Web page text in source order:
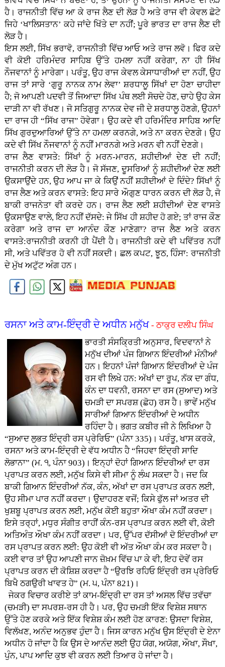
ਹੈ। ਰਾਜਨੀਤੀ ਵਿੱਚ ਆ ਕੇ ਰਾਜ ਲੈਣ ਦੀ ਲੋੜ ਹੈ ਅਤੇ ਰਾਜ ਵੀ ਕੇਵਲ ਛੋਟੇ
ਜਿਹੇ ‘ਖਾਲਿਸਤਾਨ’ ਕਹੇ ਜਾਂਦੇ ਖਿੱਤੇ ਦਾ ਨਹੀਂ; ਪੂਰੇ ਭਾਰਤ ਦਾ ਰਾਜ ਲੈਣ ਦੀ
ਲੋੜ ਹੈ।
ਇਸ ਲਈ, ਸਿੱਖ ਭਰਾਵੋ, ਰਾਜਨੀਤੀ ਵਿੱਚ ਆਓ ਅਤੇ ਰਾਜ ਲਵੋ। ਫਿਰ ਕਦੇ
ਵੀ ਕੋਈ ਹਰਿਮੰਦਰ ਸਾਹਿਬ ਉੱਤੇ ਹਮਲਾ ਨਹੀਂ ਕਰੇਗਾ, ਨਾ ਹੀ ਸਿੱਖ
ਨੌਜਵਾਨਾਂ ਨੂੰ ਮਾਰੇਗਾ। ਪਰੰਤੂ, ਉਹ ਰਾਜ ਕੇਵਲ ਕੇਸਾਧਾਰੀਆਂ ਦਾ ਨਹੀਂ, ਉਹ
ਰਾਜ ਤਾਂ ਸਾਰੇ ‘ਗੁਰੂ ਨਾਨਕ ਨਾਮ ਲੇਵਾ’ ਸ਼ਰਧਾਲੂ ਸਿੱਖਾਂ ਦਾ ਹੋਣਾ ਚਾਹੀਦਾ
ਹੈ; ਜੋ ਆਪਣੀ ਪਦਵੀ ਤੋਂ ਜਿਆਦਾ ਸਿੱਖ ਪੰਥ ਲਈ ਸੋਚਦੇ ਹੋਣ, ਚਾਹੇ ਉਹ ਕੇਸ
ਦਾੜੀ ਨਾ ਵੀ ਰੱਖਣ। ਜੋ ਸਤਿਗੁਰੂ ਨਾਨਕ ਦੇਵ ਜੀ ਦੇ ਸ਼ਰਧਾਲੂ ਹੋਣਗੇ, ਉਹਨਾਂ
ਦਾ ਰਾਜ ਹੀ “ਸਿੱਖ ਰਾਜ” ਹੋਵੇਗਾ। ਉਹ ਕਦੇ ਵੀ ਹਰਿਮੰਦਿਰ ਸਾਹਿਬ ਆਦਿ
ਸਿੱਖ ਗੁਰਦੁਆਰਿਆਂ ਉੱਤੇ ਨਾ ਹਮਲਾ ਕਰਨਗੇ, ਅਤੇ ਨਾ ਕਰਨ ਦੇਣਗੇ। ਉਹ
ਕਦੇ ਵੀ ਸਿੱਖ ਨੌਜਵਾਨਾਂ ਨੂੰ ਨਹੀਂ ਮਾਰਨਗੇ ਅਤੇ ਮਰਨ ਵੀ ਨਹੀਂ ਦੇਣਗੇ।
ਰਾਜ ਲੈਣ ਵਾਸਤੇ: ਸਿੱਖਾਂ ਨੂੰ ਮਰਨ-ਮਾਰਨ, ਸ਼ਹੀਦੀਆਂ ਦੇਣ ਦੀ ਨਹੀਂ;
ਰਾਜਨੀਤੀ ਕਰਨ ਦੀ ਲੋੜ ਹੈ। ਜੋ ਸੱਜਣ, ਦੂਸਰਿਆਂ ਨੂੰ ਸ਼ਹੀਦੀਆਂ ਦੇਣ ਲਈ
ਉਕਸਾਉਂਦੇ ਹਨ, ਉਹ ਆਪ ਜਾ ਕੇ ਕਿਉਂ ਨਹੀਂ ਸ਼ਹੀਦੀਆਂ ਦੇ ਦਿੰਦੇ? ਸਿੱਖਾਂ ਨੂੰ
ਰਾਜ ਲੈਣ ਅਤੇ ਕਰਨ ਵਾਸਤੇ: ਇਹ ਸਾਰੇ ਔਗੁਣ ਧਾਰਨ ਕਰਨ ਦੀ ਲੋੜ ਹੈ, ਜੋ
ਬਾਕੀ ਰਾਜਨੇਤਾ ਵੀ ਕਰਦੇ ਹਨ। ਰਾਜ ਲੈਣ ਲਈ ਸ਼ਹੀਦੀਆਂ ਦੇਣ ਵਾਸਤੇ
ਉਕਸਾਉਣ ਵਾਲੇ, ਇਹ ਨਹੀਂ ਦੱਸਦੇ: ਜੇ ਸਿੱਖ ਹੀ ਸ਼ਹੀਦ ਹੋ ਗਏ; ਤਾਂ ਰਾਜ ਕੌਣ
ਕਰੇਗਾ ਅਤੇ ਰਾਜ ਦਾ ਆਨੰਦ ਕੌਣ ਮਾਣੇਗਾ? ਰਾਜ ਲੈਣ ਅਤੇ ਕਰਨ
ਵਾਸਤੇ:ਰਾਜਨੀਤੀ ਕਰਨੀ ਹੀ ਪੈਂਦੀ ਹੈ। ਰਾਜਨੀਤੀ ਕਦੇ ਵੀ ਪਵਿੱਤਰ ਨਹੀਂ
ਸੀ, ਅਤੇ ਪਵਿੱਤਰ ਹੋ ਵੀ ਨਹੀਂ ਸਕਦੀ। ਛਲ ਕਪਟ, ਝੂਠ, ਹਿੰਸਾ: ਰਾਜਨੀਤੀ
ਦੇ ਮੁੱਖ ਅਟੁੱਟ ਅੰਗ ਹਨ।
ਰਸਨਾ ਅਤੇ ਕਾਮ-ਇੰਦ੍ਰੀ ਦੇ ਅਧੀਨ ਮਨੁੱਖ- ਠਾਕੁਰ ਦਲੀਪ ਸਿੰਘ
ਭਾਰਤੀ ਸੰਸਕ੍ਰਿਤੀ ਅਨੁਸਾਰ, ਵਿਦਵਾਨਾਂ ਨੇ
ਮਨੁੱਖ ਦੀਆਂ ਪੰਜ ਗਿਆਨ ਇੰਦਰੀਆਂ ਮੰਨੀਆਂ
ਹਨ। ਇਹਨਾਂ ਪੰਜਾਂ ਗਿਆਨ ਇੰਦਰੀਆਂ ਦੇ ਪੰਜ
ਰਸ ਵੀ ਲਿਖੇ ਹਨ: ਅੱਖਾਂ ਦਾ ਰੂਪ, ਨੱਕ ਦਾ ਗੰਧ,
ਕੰਨ ਦਾ ਧਵਨੀ, ਰਸਨਾ ਦਾ ਰਸ (ਸੁਆਦ) ਅਤੇ
ਚਮੜੀ ਦਾ ਸਪਰਸ਼ (ਛੋਹ) ਰਸ ਹੈ। ਭਾਵੇਂ ਮਨੁੱਖ
ਸਾਰੀਆਂ ਗਿਆਨ ਇੰਦਰੀਆਂ ਦੇ ਅਧੀਨ
ਰਹਿੰਦਾ ਹੈ। ਭਗਤ ਕਬੀਰ ਜੀ ਨੇ ਲਿਖਿਆ ਹੈ
“ਸੁਆਦ ਲੁਭਤ ਇੰਦ੍ਰੀ ਰਸ ਪ੍ਰੇਰਿਓ” (ਪੰਨਾ 335)। ਪਰੰਤੂ, ਖਾਸ ਕਰਕੇ,
ਰਸਨਾ ਅਤੇ ਕਾਮ-ਇੰਦ੍ਰੀ ਦੇ ਵੱਧ ਅਧੀਨ ਹੈ “ਜਿਹਵਾ ਇੰਦ੍ਰੀ ਸਾਦਿ
ਲੋਭਾਨਾ” (ਮ. ੧, ਪੰਨਾ 903)। ਇਨ੍ਹਾਂ ਦੋਹਾਂ ਗਿਆਨ ਇੰਦਰੀਆਂ ਦਾ ਰਸ
ਪ੍ਰਾਪਤ ਕਰਨ ਲਈ, ਮਨੁੱਖ ਕਿਸੇ ਵੀ ਸੀਮਾ ਨੂੰ ਲੰਘ ਸਕਦਾ ਹੈ। ਜਦ ਕਿ
ਬਾਕੀ ਗਿਆਨ ਇੰਦਰੀਆਂ ਨੱਕ, ਕੰਨ, ਅੱਖਾਂ ਦਾ ਰਸ ਪ੍ਰਾਪਤ ਕਰਨ ਲਈ,
ਉਹ ਸੀਮਾ ਪਾਰ ਨਹੀਂ ਕਰਦਾ। ਉਦਾਹਰਣ ਵਜੋਂ; ਕਿਸੇ ਫੁੱਲ ਜਾਂ ਅਤਰ ਦੀ
ਖੁਸ਼ਬੂ ਪ੍ਰਾਪਤ ਕਰਨ ਲਈ, ਮਨੁੱਖ ਕੋਈ ਬਹੁਤਾ ਔਖਾ ਕੰਮ ਨਹੀਂ ਕਰਦਾ।
ਇਸੇ ਤਰ੍ਹਾਂ, ਮਧੁਰ ਸੰਗੀਤ ਰਾਹੀਂ ਕੰਨ-ਰਸ ਪ੍ਰਾਪਤ ਕਰਨ ਲਈ ਵੀ, ਕੋਈ
ਅਤਿਅੰਤ ਔਖਾ ਕੰਮ ਨਹੀਂ ਕਰਦਾ। ਪਰ, ਉੱਪਰ ਦੱਸੀਆਂ ਦੋ ਇੰਦਰੀਆਂ ਦਾ
ਰਸ ਪ੍ਰਾਪਤ ਕਰਨ ਲਈ: ਉਹ ਕੋਈ ਵੀ ਅੱਤ ਔਖਾ ਕੰਮ ਕਰ ਸਕਦਾ ਹੈ।
ਕਈ ਵਾਰ ਤਾਂ ਉਹ ਆਪਣੀ ਜਾਨ ਜ਼ੋਖ਼ਮ ਵਿੱਚ ਪਾ ਕੇ ਵੀ, ਇਹ ਦੋਵੇਂ ਰਸ
ਪ੍ਰਾਪਤ ਕਰਨ ਦੀ ਕੋਸ਼ਿਸ਼ ਕਰਦਾ ਹੈ “ਉਰਝਿ ਰਹਿਓ ਇੰਦ੍ਰੀ ਰਸ ਪ੍ਰੇਰਿਓ
ਬਿਖੈ ਠਗਉਰੀ ਖਾਵਤ ਹੇ” (ਮ. ੫, ਪੰਨਾ 821)।
ਜੇਕਰ ਵਿਚਾਰ ਕਰੀਏ ਤਾਂ ਕਾਮ-ਇੰਦ੍ਰੀ ਦਾ ਰਸ ਤਾਂ ਅਸਲ ਵਿੱਚ ਤਵੱਚਾ
(ਚਮੜੀ) ਦਾ ਸਪਰਸ਼-ਰਸ ਹੀ ਹੈ। ਪਰ, ਉਹ ਚਮੜੀ ਇੱਕ ਵਿਸ਼ੇਸ਼ ਸਥਾਨ
ਉੱਤੇ ਹੋਣ ਕਰਕੇ ਅਤੇ ਇੱਕ ਵਿਸ਼ੇਸ਼ ਕੰਮ ਲਈ ਹੋਣ ਕਾਰਣ: ਉਸਦਾ ਵਿਸ਼ੇਸ਼,
ਵਿਲੱਖਣ, ਅਨੰਦ ਅਨੁਭਵ ਹੁੰਦਾ ਹੈ। ਜਿਸ ਕਾਰਨ ਮਨੁੱਖ ਉਸ ਇੰਦ੍ਰੀ ਦੇ ਏਨਾ
ਅਧੀਨ ਹੋ ਜਾਂਦਾ ਹੈ ਕਿ ਉਸ ਦੇ ਆਨੰਦ ਲਈ ਉਹ ਯੋਗ, ਅਯੋਗ, ਔਖਾ, ਸੌਖਾ,
ਪੁੰਨ, ਪਾਪ ਆਦਿ ਕੁਝ ਵੀ ਕਰਨ ਲਈ ਤਿਆਰ ਹੋ ਜਾਂਦਾ ਹੈ।